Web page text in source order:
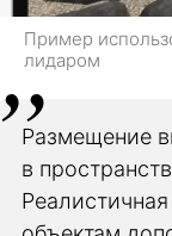
Пример
лидаром
Размещение
в